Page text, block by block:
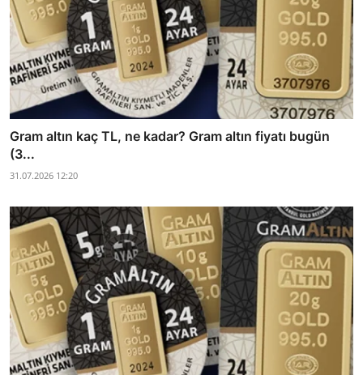
Gram altın kaç TL, ne kadar? Gram altın fiyatı bugün
(3...
31.07.2026 12:20